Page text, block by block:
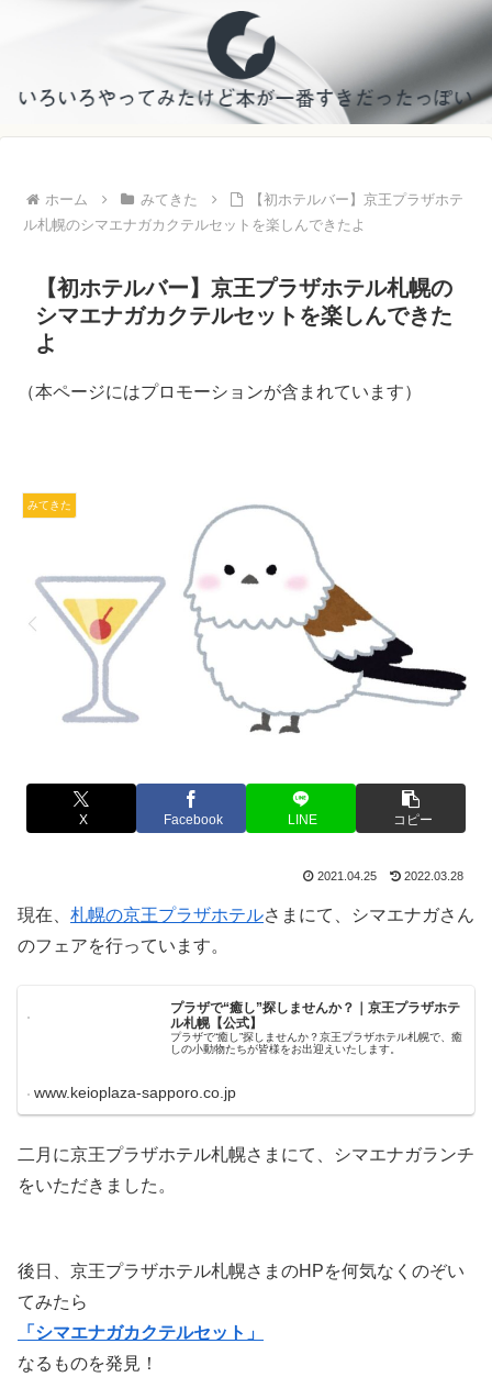
ホーム みてきた
【初ホテルバー】京王プラザホテ
ル札幌のシマエナガカクテルセットを楽しんできたよ
【初ホテルバー】京王プラザホテル札幌の
シマエナガカクテルセットを楽しんできた
よ
（本ページにはプロモーションが含まれています）
みてきた
X Facebook LINE コピー
2021.04.25 2022.03.28
現在、 札幌の京王プラザホテルさまにて、シマエナガさん
のフェアを行っています。
プラザで“癒し”探しませんか？｜京王プラザホテ
ル札幌【公式】
プラザで“癒し”探しませんか？京王プラザホテル札幌で、癒
しの小動物たちが皆様をお出迎えいたします。
www.keioplaza-sapporo.co.jp
二月に京王プラザホテル札幌さまにて、シマエナガランチ
をいただきました。
後日、京王プラザホテル札幌さまのHPを何気なくのぞい
てみたら
「シマエナガカクテルセット」
なるものを発見！